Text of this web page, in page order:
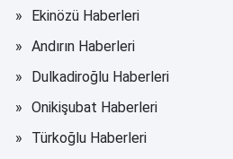
Ekinözü Haberleri
Andırın Haberleri
Dulkadiroğlu Haberleri
Onikişubat Haberleri
Türkoğlu Haberleri